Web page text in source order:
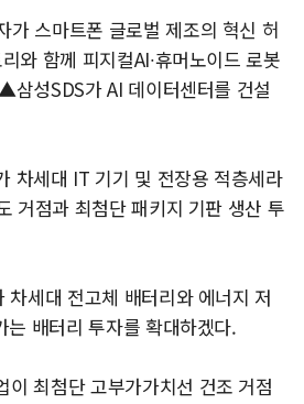
스마트폰 글로벌 제조의 혁신 허
와 함께 피지컬AI∙휴머노이드 로봇
삼성SDS가 AI 데이터센터를 건설
차세대 IT 기기 및 전장용 적층세라
거점과 최첨단 패키지 기판 생산 투
세대 전고체 배터리와 에너지 저
는 배터리 투자를 확대하겠다.
최첨단 고부가가치선 건조 거점